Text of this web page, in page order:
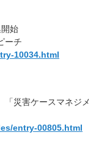
始
ーチ
10034.html
「災害ケースマネジメ
entry-00805.html